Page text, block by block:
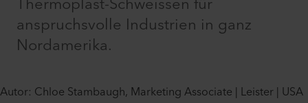
anspruchsvolle Industrien in ganz
Nordamerika.
Autor: Chloe Stambaugh, Marketing Associate | Leister | USA